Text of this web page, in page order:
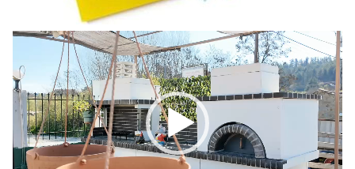
Πρόγραμμα
Αναπαραγωγής
Βίντεο